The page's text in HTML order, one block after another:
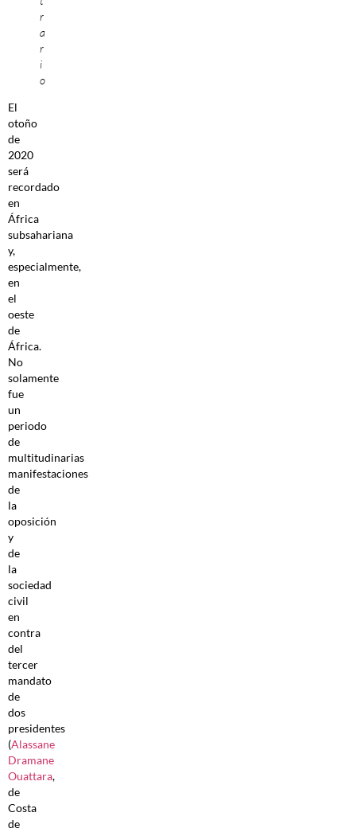
r
a
r
i
o
El
otoño
de
2020
será
recordado
en
África
subsahariana
y,
especialmente,
en
el
oeste
de
África.
No
solamente
fue
un
periodo
de
multitudinarias
manifestaciones
de
la
oposición
y
de
la
sociedad
civil
en
contra
del
tercer
mandato
de
dos
presidentes
(Alassane
Dramane
Ouattara,
de
Costa
de